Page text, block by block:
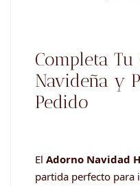
Completa Tu
Navideña y
Pedido
El Adorno Navidad
partida perfecto para